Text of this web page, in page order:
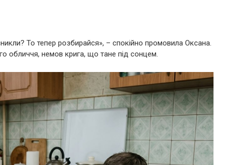
То тепер розбирайся», – спокійно промовила Оксана.
обличчя, немов крига, що тане під сонцем.